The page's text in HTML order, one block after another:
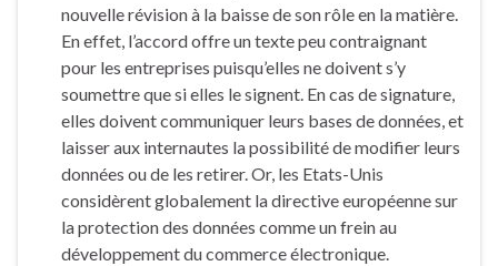
nouvelle révision à la baisse de son rôle en la matière.
En effet, l’accord offre un texte peu contraignant
pour les entreprises puisqu’elles ne doivent s’y
soumettre que si elles le signent. En cas de signature,
elles doivent communiquer leurs bases de données, et
laisser aux internautes la possibilité de modifier leurs
données ou de les retirer. Or, les Etats-Unis
considèrent globalement la directive européenne sur
la protection des données comme un frein au
développement du commerce électronique.